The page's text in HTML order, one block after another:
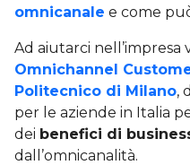
omnicanale e come
Ad aiutarci nell’impresa
Omnichannel
Politecnico di Milano,
per le aziende in Italia
dei benefici di
dall’omnicanalità.